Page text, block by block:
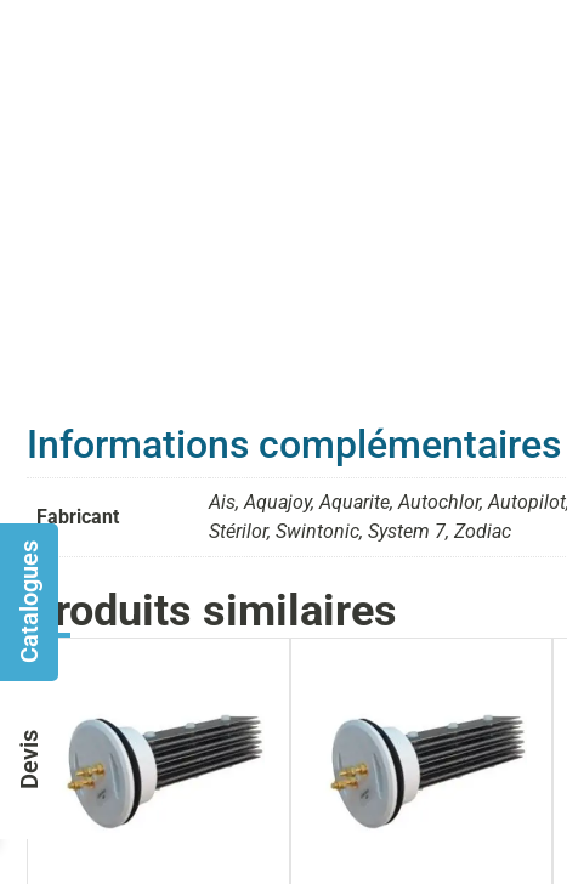
Catalogues
Devis
Informations complémentaires
Fabricant
Ais, Aquajoy, Aquarite, Autochlor,
Stérilor, Swintonic, System 7, Zodiac
Produits similaires